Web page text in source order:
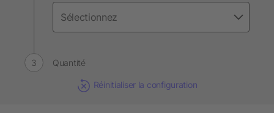
Quantité
Réinitialiser la configuration